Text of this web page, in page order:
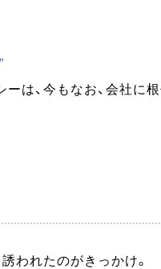
は、今もなお、会社に
われたのがきっかけ。